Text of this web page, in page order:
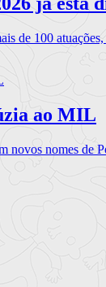
de 100
ao MIL
novos nomes de